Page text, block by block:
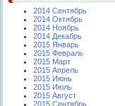
2014 Сентябрь
2014 Октябрь
2014 Ноябрь
2014 Декабрь
2015 Январь
2015 Февраль
2015 Март
2015 Апрель
2015 Июнь
2015 Июль
2015 Август
2015 Сентябрь